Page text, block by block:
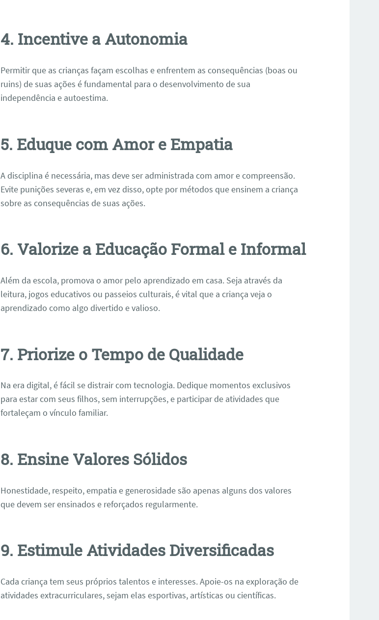
4. Incentive a Autonomia
Permitir que as crianças façam escolhas e enfrentem as consequências (boas ou
ruins) de suas ações é fundamental para o desenvolvimento de sua
independência e autoestima.
5. Eduque com Amor e Empatia
A disciplina é necessária, mas deve ser administrada com amor e compreensão.
Evite punições severas e, em vez disso, opte por métodos que ensinem a criança
sobre as consequências de suas ações.
6. Valorize a Educação Formal e Informal
Além da escola, promova o amor pelo aprendizado em casa. Seja através da
leitura, jogos educativos ou passeios culturais, é vital que a criança veja o
aprendizado como algo divertido e valioso.
7. Priorize o Tempo de Qualidade
Na era digital, é fácil se distrair com tecnologia. Dedique momentos exclusivos
para estar com seus filhos, sem interrupções, e participar de atividades que
fortaleçam o vínculo familiar.
8. Ensine Valores Sólidos
Honestidade, respeito, empatia e generosidade são apenas alguns dos valores
que devem ser ensinados e reforçados regularmente.
9. Estimule Atividades Diversificadas
Cada criança tem seus próprios talentos e interesses. Apoie-os na exploração de
atividades extracurriculares, sejam elas esportivas, artísticas ou científicas.